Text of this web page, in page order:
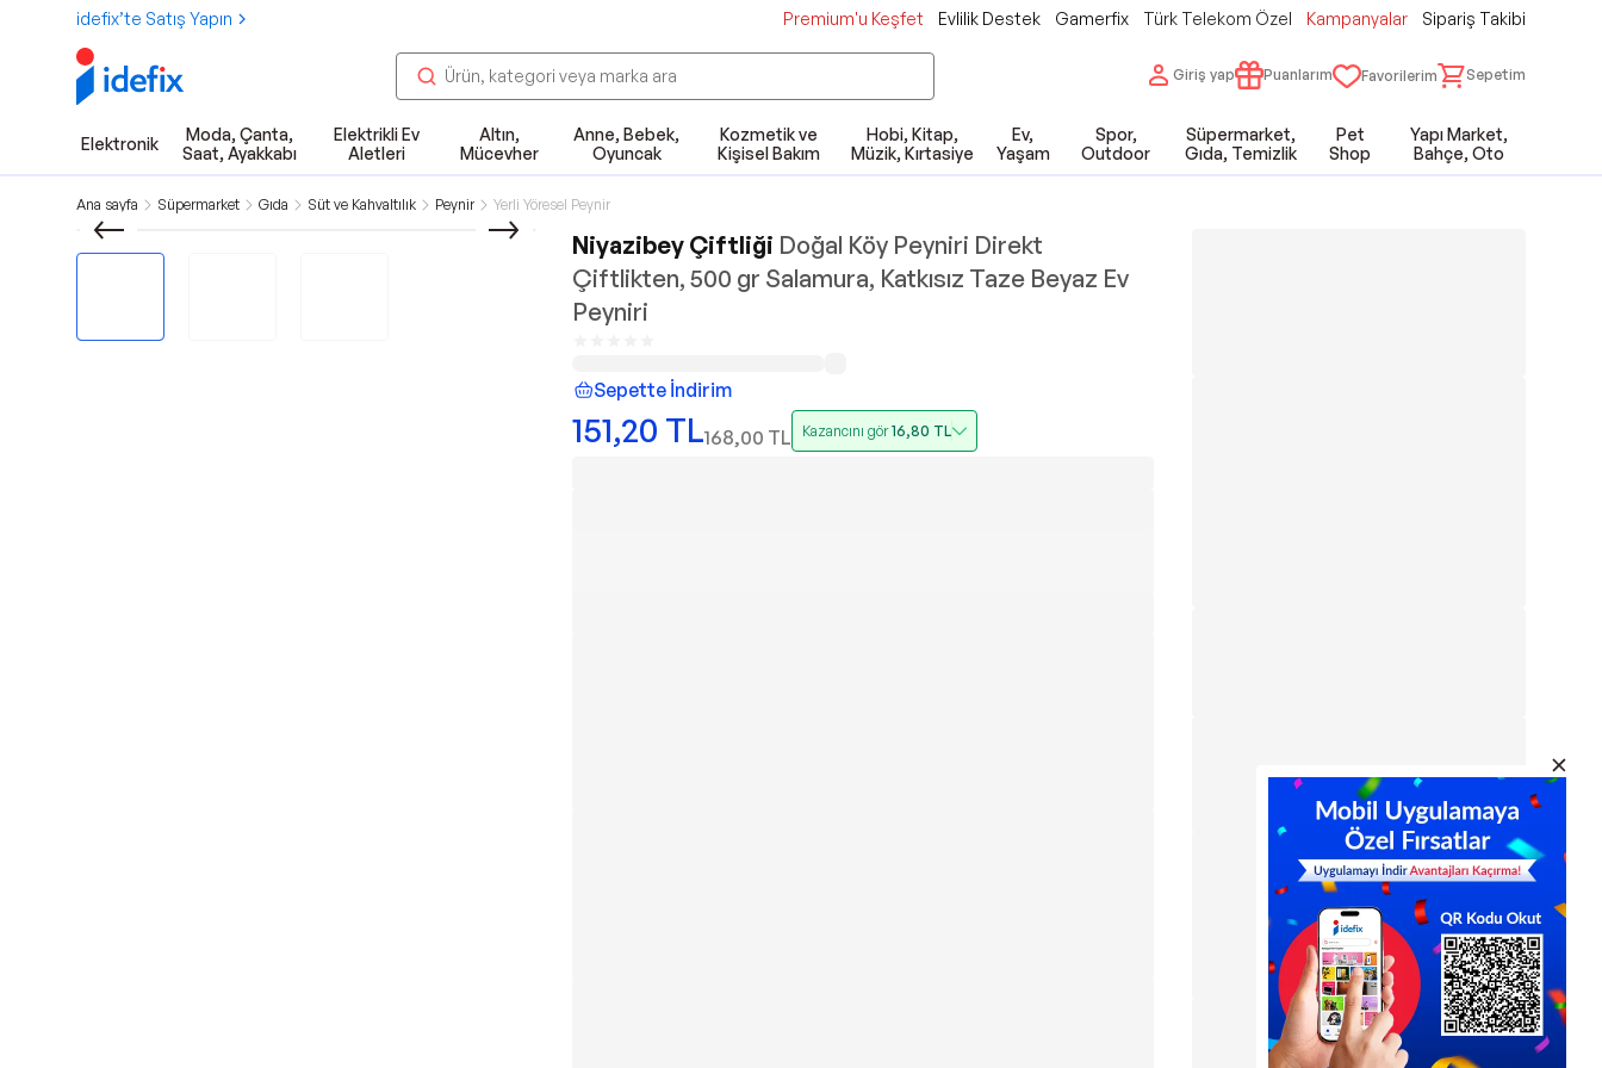
idefix’te Satış Yapın Premium'u Keşfet Evlilik Destek Gamerfix Türk Telekom Özel Kampanyalar Sipariş Takibi
Giriş yap Puanlarım Favorilerim Sepetim
Elektronik
Moda, Çanta,
Saat, Ayakkabı
Elektrikli Ev
Aletleri
Altın,
Mücevher
Anne, Bebek,
Oyuncak
Kozmetik ve
Kişisel Bakım
Hobi, Kitap,
Müzik, Kırtasiye
Ev,
Yaşam
Spor,
Outdoor
Süpermarket,
Gıda, Temizlik
Pet
Shop
Yapı Market,
Bahçe, Oto
Ana sayfa Süpermarket Gıda Süt ve Kahvaltılık Peynir Yerli Yöresel Peynir
Niyazibey Çiftliği Doğal Köy Peyniri Direkt
Çiftlikten, 500 gr Salamura, Katkısız Taze Beyaz Ev
Peyniri
Sepette İndirim
151,20 TL168,00 TL Kazancını gör16,80 TL